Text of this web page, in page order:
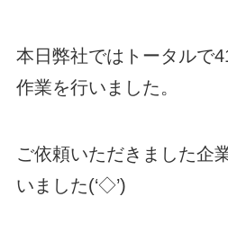
本日弊社ではトータルで
作業を行いました。
ご依頼いただきました企
いました(‘◇’)ゞ